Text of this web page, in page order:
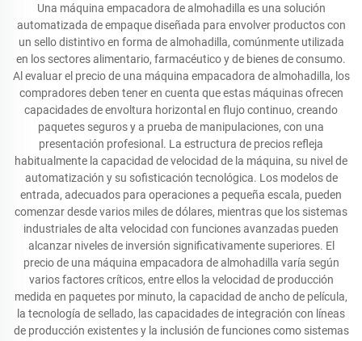
Una máquina empacadora de almohadilla es una solución
automatizada de empaque diseñada para envolver productos con
un sello distintivo en forma de almohadilla, comúnmente utilizada
en los sectores alimentario, farmacéutico y de bienes de consumo.
Al evaluar el precio de una máquina empacadora de almohadilla, los
compradores deben tener en cuenta que estas máquinas ofrecen
capacidades de envoltura horizontal en flujo continuo, creando
paquetes seguros y a prueba de manipulaciones, con una
presentación profesional. La estructura de precios refleja
habitualmente la capacidad de velocidad de la máquina, su nivel de
automatización y su sofisticación tecnológica. Los modelos de
entrada, adecuados para operaciones a pequeña escala, pueden
comenzar desde varios miles de dólares, mientras que los sistemas
industriales de alta velocidad con funciones avanzadas pueden
alcanzar niveles de inversión significativamente superiores. El
precio de una máquina empacadora de almohadilla varía según
varios factores críticos, entre ellos la velocidad de producción
medida en paquetes por minuto, la capacidad de ancho de película,
la tecnología de sellado, las capacidades de integración con líneas
de producción existentes y la inclusión de funciones como sistemas